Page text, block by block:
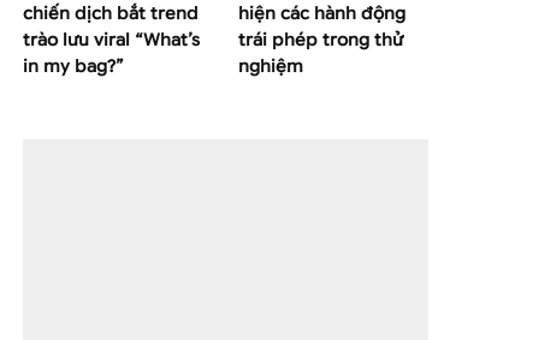
chiến dịch bắt trend
trào lưu viral “What’s
in my bag?”
hiện các hành động
trái phép trong thử
nghiệm